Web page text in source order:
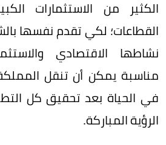
الكثير من الاستثمارات
القطاعات؛ لكي تقدم نفسها
نشاطها الاقتصادي
مناسبة يمكن أن تنقل
في الحياة بعد تحقيق كل
الرؤية المباركة.